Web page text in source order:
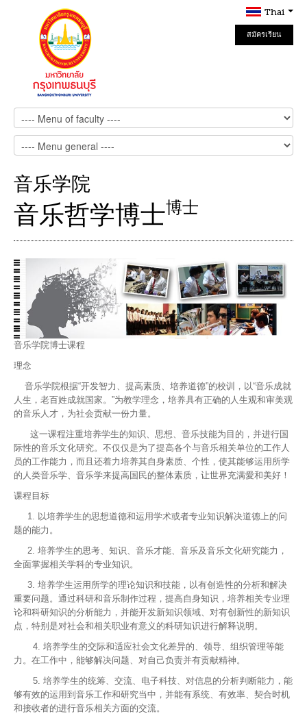
Thai
สมัครเรียน
Online
音乐学院
博士
音乐哲学博士
音乐学院博士课程
理念
音乐学院根据“开发智力、提高素质、培养道德”的校训，以“音乐成就
人生，老百姓成就国家。”为教学理念，培养具有正确的人生观和审美观
的音乐人才，为社会贡献一份力量。
这一课程注重培养学生的知识、思想、音乐技能为目的，并进行国
际性的音乐文化研究。不仅仅是为了提高各个与音乐相关单位的工作人
员的工作能力，而且还着力培养其自身素质、个性，使其能够运用所学
的人类音乐学、音乐学来提高国民的整体素质，让世界充满愛和美好！
课程目标
1. 以培养学生的思想道德和运用学术或者专业知识解决道德上的问
题的能力。
2. 培养学生的思考、知识、音乐才能、音乐及音乐文化研究能力，
全面掌握相关学科的专业知识。
3. 培养学生运用所学的理论知识和技能，以有创造性的分析和解决
重要问题。通过科研和音乐制作过程，提高自身知识，培养相关专业理
论和科研知识的分析能力，并能开发新知识领域、对有创新性的新知识
点，特别是对社会和相关职业有意义的科研知识进行解释说明。
4. 培养学生的交际和适应社会文化差异的、领导、组织管理等能
力。在工作中，能够解决问题、对自己负责并有贡献精神。
5. 培养学生的统筹、交流、电子科技、对信息的分析判断能力，能
够有效的运用到音乐工作和研究当中，并能有系统、有效率、契合时机
和接收者的进行音乐相关方面的交流。